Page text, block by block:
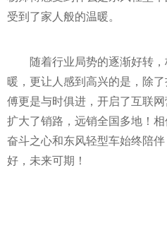
受到了家人般的温暖。
随着行业局势的逐渐好转
暖，更让人感到高兴的是，除
傅更是与时俱进，开启了互联
扩大了销路，远销全国多地！
奋斗之心和东风轻型车始终陪
好，未来可期！